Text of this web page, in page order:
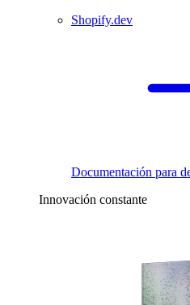
Shopify.dev
Documentación para
Innovación constante